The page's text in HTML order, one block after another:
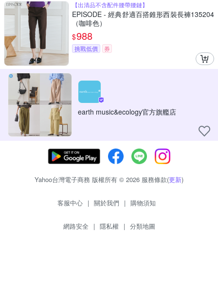
【出清品不含配件腰帶腰鏈】
EPISODE - 經典舒適百搭錐形西裝長褲135204
（咖啡色）
$988
挑戰低價 券
earth music&ecology官方旗艦店
Yahoo台灣電子商務 版權所有 © 2026 服務條款(更新)
客服中心 | 關於我們 | 購物須知
網路安全 | 隱私權 | 分類地圖